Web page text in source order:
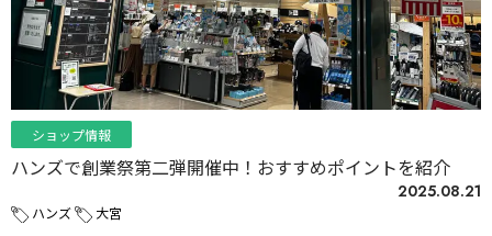
ショップ情報
ハンズで創業祭第二弾開催中！おすすめポイントを紹介
2025.08.21
ハンズ 大宮